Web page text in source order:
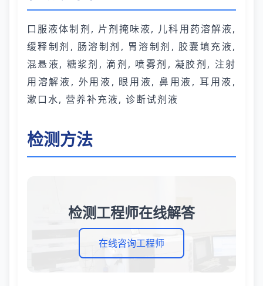
口服液体制剂, 片剂掩味液, 儿科用药溶解液,
缓释制剂, 肠溶制剂, 胃溶制剂, 胶囊填充液,
混悬液, 糖浆剂, 滴剂, 喷雾剂, 凝胶剂, 注射
用溶解液, 外用液, 眼用液, 鼻用液, 耳用液,
漱口水, 营养补充液, 诊断试剂液
检测方法
检测工程师在线解答
在线咨询工程师